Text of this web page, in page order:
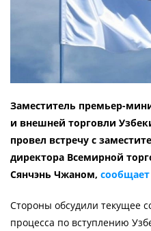
Заместитель премьер-
и внешней торговли
провел встречу с
директора Всемирной
Сянчэнь Чжаном, сообщает
Стороны обсудили текущее
процесса по вступлению